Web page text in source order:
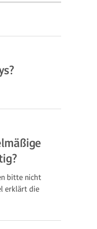
bitte nicht
erklärt die